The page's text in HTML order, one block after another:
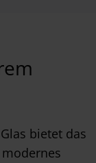
bietet das